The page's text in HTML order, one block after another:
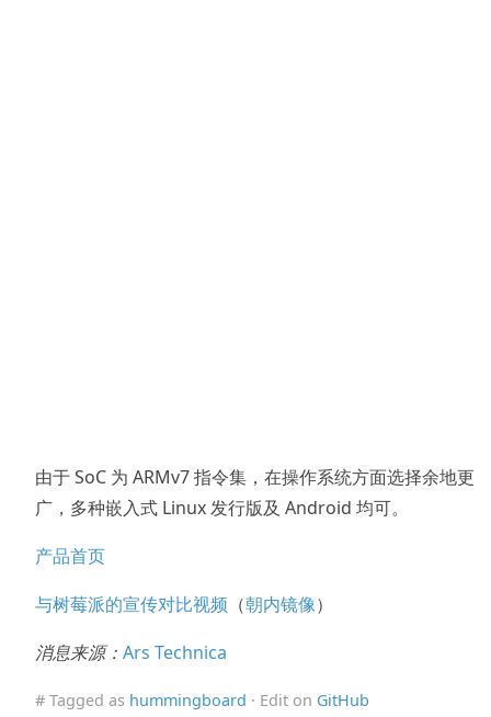
由于 SoC 为 ARMv7 指令集，在操作系统方面选择余地更
广，多种嵌入式 Linux 发行版及 Android 均可。
产品首页
与树莓派的宣传对比视频 （朝内镜像）
消息来源： Ars Technica
# Tagged as hummingboard · Edit on GitHub